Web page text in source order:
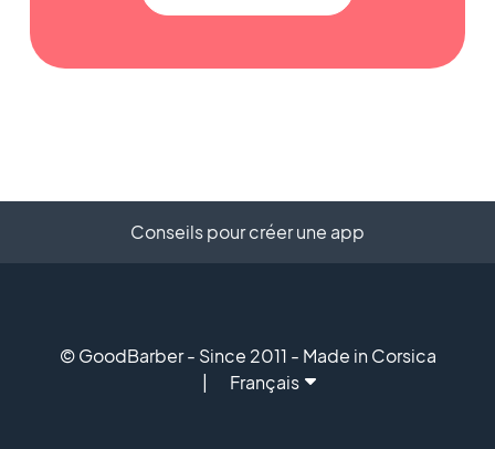
Conseils pour créer une app
© GoodBarber - Since 2011 - Made in Corsica
Français